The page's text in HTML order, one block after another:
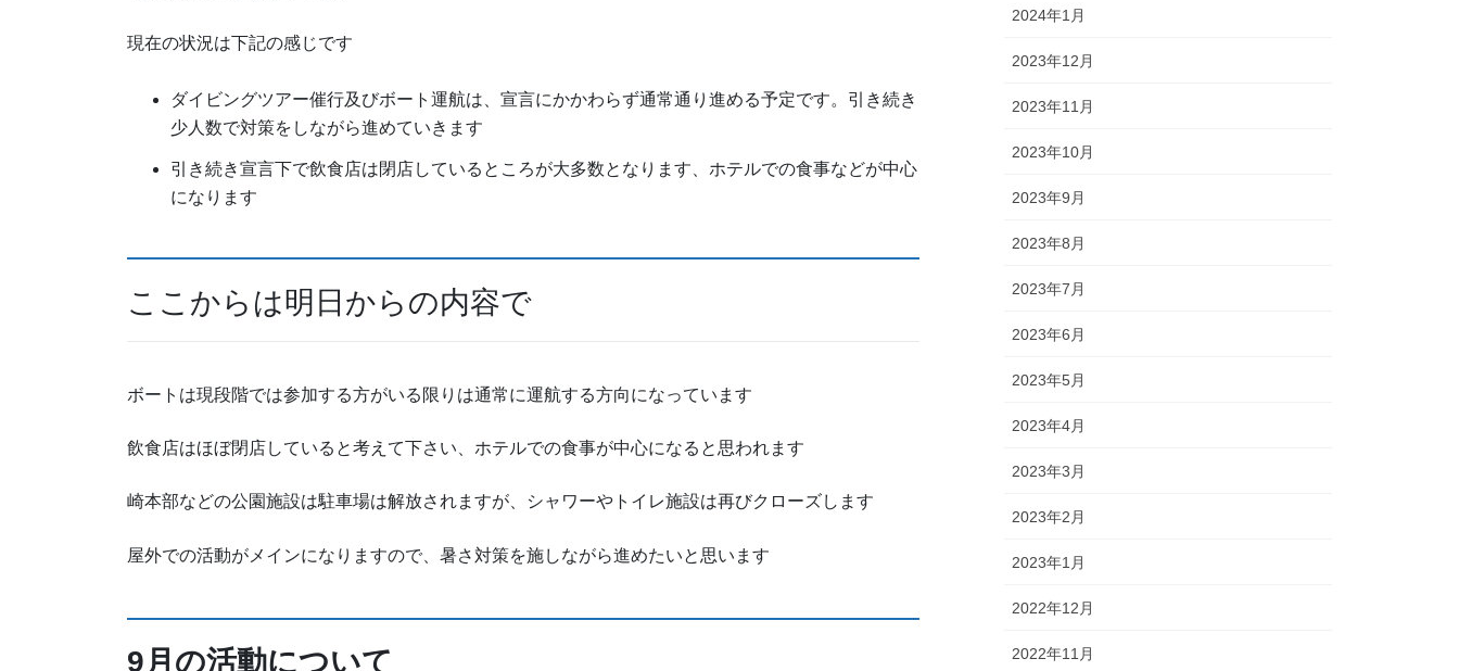
現在の状況は下記の感じです
ダイビングツアー催行及びボート運航は、宣言にかかわらず通常通り進める予定です。引き続き
少人数で対策をしながら進めていきます
引き続き宣言下で飲食店は閉店しているところが大多数となります、ホテルでの食事などが中心
になります
ここからは明日からの内容で
ボートは現段階では参加する方がいる限りは通常に運航する方向になっています
飲食店はほぼ閉店していると考えて下さい、ホテルでの食事が中心になると思われます
崎本部などの公園施設は駐車場は解放されますが、シャワーやトイレ施設は再びクローズします
屋外での活動がメインになりますので、暑さ対策を施しながら進めたいと思います
9月の活動について
2024年1月
2023年12月
2023年11月
2023年10月
2023年9月
2023年8月
2023年7月
2023年6月
2023年5月
2023年4月
2023年3月
2023年2月
2023年1月
2022年12月
2022年11月